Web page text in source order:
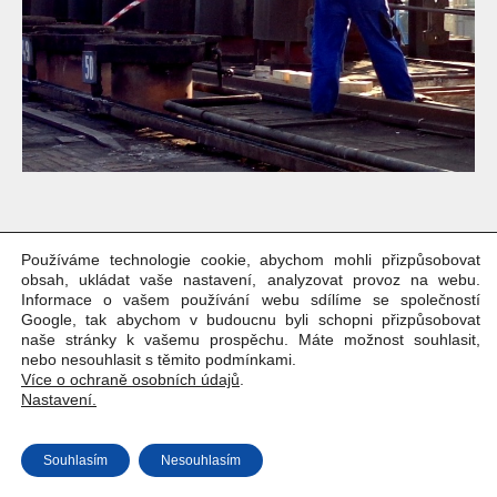
Copyright © Weiron Dynamics, s.r.o. |Tvorba webových stráneka
SEO
Používáme technologie cookie, abychom mohli přizpůsobovat
obsah, ukládat vaše nastavení, analyzovat provoz na webu.
Informace o vašem používání webu sdílíme se společností
Google, tak abychom v budoucnu byli schopni přizpůsobovat
naše stránky k vašemu prospěchu. Máte možnost souhlasit,
nebo nesouhlasit s těmito podmínkami.
Více o ochraně osobních údajů
Nastavení.
Souhlasím Nesouhlasím